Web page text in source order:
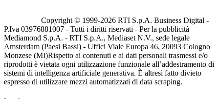
Copyright © 1999-2026 RTI S.p.A. Business Digital -
P.Iva 03976881007 - Tutti i diritti riservati - Per la pubblicità
Mediamond S.p.A. - RTI S.p.A., Mediaset N.V., sede legale
Amsterdam (Paesi Bassi) - Uffici Viale Europa 46, 20093 Cologno
Monzese (MI)Rispetto ai contenuti e ai dati personali trasmessi e/o
riprodotti è vietata ogni utilizzazione funzionale all’addestramento di
sistemi di intelligenza artificiale generativa. È altresì fatto divieto
espresso di utilizzare mezzi automatizzati di data scraping.